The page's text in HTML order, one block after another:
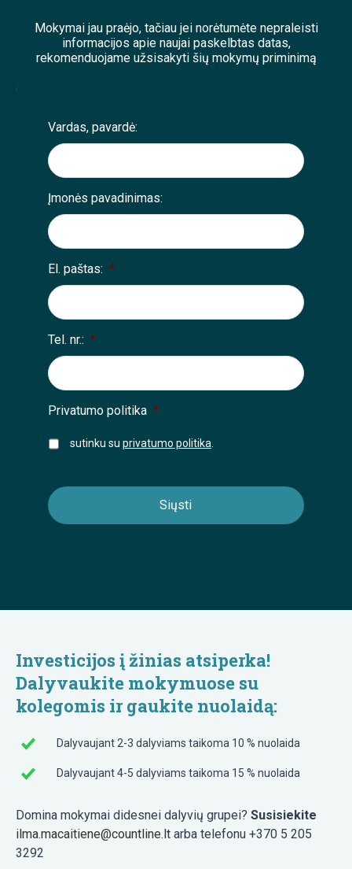
Mokymai jau praėjo, tačiau jei norėtumėte nepraleisti
informacijos apie naujai paskelbtas datas,
rekomenduojame užsisakyti šių mokymų priminimą
;
Vardas, pavardė:
Įmonės pavadinimas:
El. paštas: *
Tel. nr.: *
Privatumo politika *
sutinku su privatumo politika
Investicijos į žinias atsiperka!
Dalyvaukite mokymuose su
kolegomis ir gaukite nuolaidą:
Dalyvaujant 2-3 dalyviams taikoma 10 % nuolaida
Dalyvaujant 4-5 dalyviams taikoma 15 % nuolaida
Domina mokymai didesnei dalyvių grupei? Susisiekite
ilma.macaitiene@countline.lt arba telefonu +370 5 205
3292